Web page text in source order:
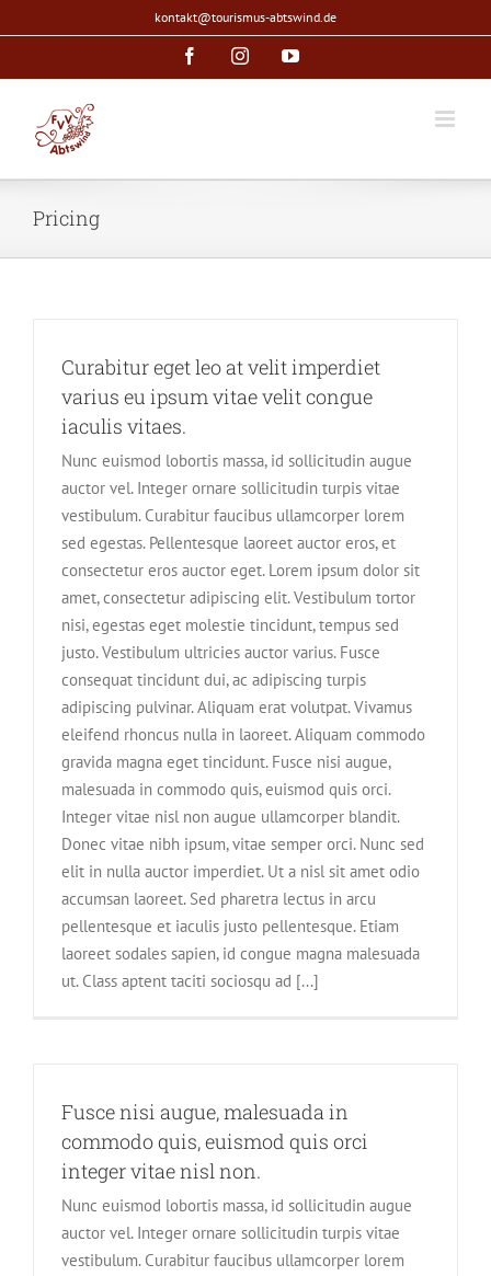
Inhalt
kontakt@tourismus-abtswind.de
FacebookInstagramYouTube
Pricing
Curabitur eget leo at velit imperdiet
varius eu ipsum vitae velit congue
iaculis vitaes.
Nunc euismod lobortis massa, id sollicitudin augue
auctor vel. Integer ornare sollicitudin turpis vitae
vestibulum. Curabitur faucibus ullamcorper lorem
sed egestas. Pellentesque laoreet auctor eros, et
consectetur eros auctor eget. Lorem ipsum dolor sit
amet, consectetur adipiscing elit. Vestibulum tortor
nisi, egestas eget molestie tincidunt, tempus sed
justo. Vestibulum ultricies auctor varius. Fusce
consequat tincidunt dui, ac adipiscing turpis
adipiscing pulvinar. Aliquam erat volutpat. Vivamus
eleifend rhoncus nulla in laoreet. Aliquam commodo
gravida magna eget tincidunt. Fusce nisi augue,
malesuada in commodo quis, euismod quis orci.
Integer vitae nisl non augue ullamcorper blandit.
Donec vitae nibh ipsum, vitae semper orci. Nunc sed
elit in nulla auctor imperdiet. Ut a nisl sit amet odio
accumsan laoreet. Sed pharetra lectus in arcu
pellentesque et iaculis justo pellentesque. Etiam
laoreet sodales sapien, id congue magna malesuada
ut. Class aptent taciti sociosqu ad [...]
Fusce nisi augue, malesuada in
commodo quis, euismod quis orci
integer vitae nisl non.
Nunc euismod lobortis massa, id sollicitudin augue
auctor vel. Integer ornare sollicitudin turpis vitae
vestibulum. Curabitur faucibus ullamcorper lorem